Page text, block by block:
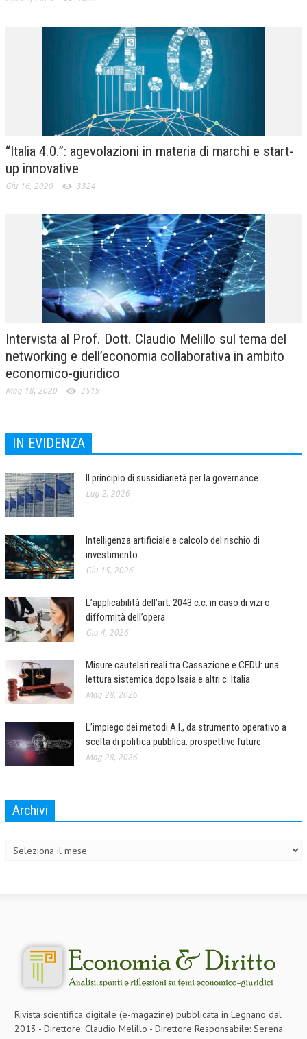
“Italia 4.0.”: agevolazioni in materia di marchi e start-
up innovative
Giu 16, 2020 3324
Intervista al Prof. Dott. Claudio Melillo sul tema del
networking e dell’economia collaborativa in ambito
economico-giuridico
Mag 18, 2020 3519
IN EVIDENZA
Il principio di sussidiarietà per la governance
Lug 2, 2026
Intelligenza artificiale e calcolo del rischio di
investimento
Giu 15, 2026
L’applicabilità dell’art. 2043 c.c. in caso di vizi o
difformità dell’opera
Giu 4, 2026
Misure cautelari reali tra Cassazione e CEDU: una
lettura sistemica dopo Isaia e altri c. Italia
Mag 28, 2026
L’impiego dei metodi A.I., da strumento operativo a
scelta di politica pubblica: prospettive future
Mag 28, 2026
Archivi
Rivista scientifica digitale (e-magazine) pubblicata in Legnano dal
2013 - Direttore: Claudio Melillo - Direttore Responsabile: Serena